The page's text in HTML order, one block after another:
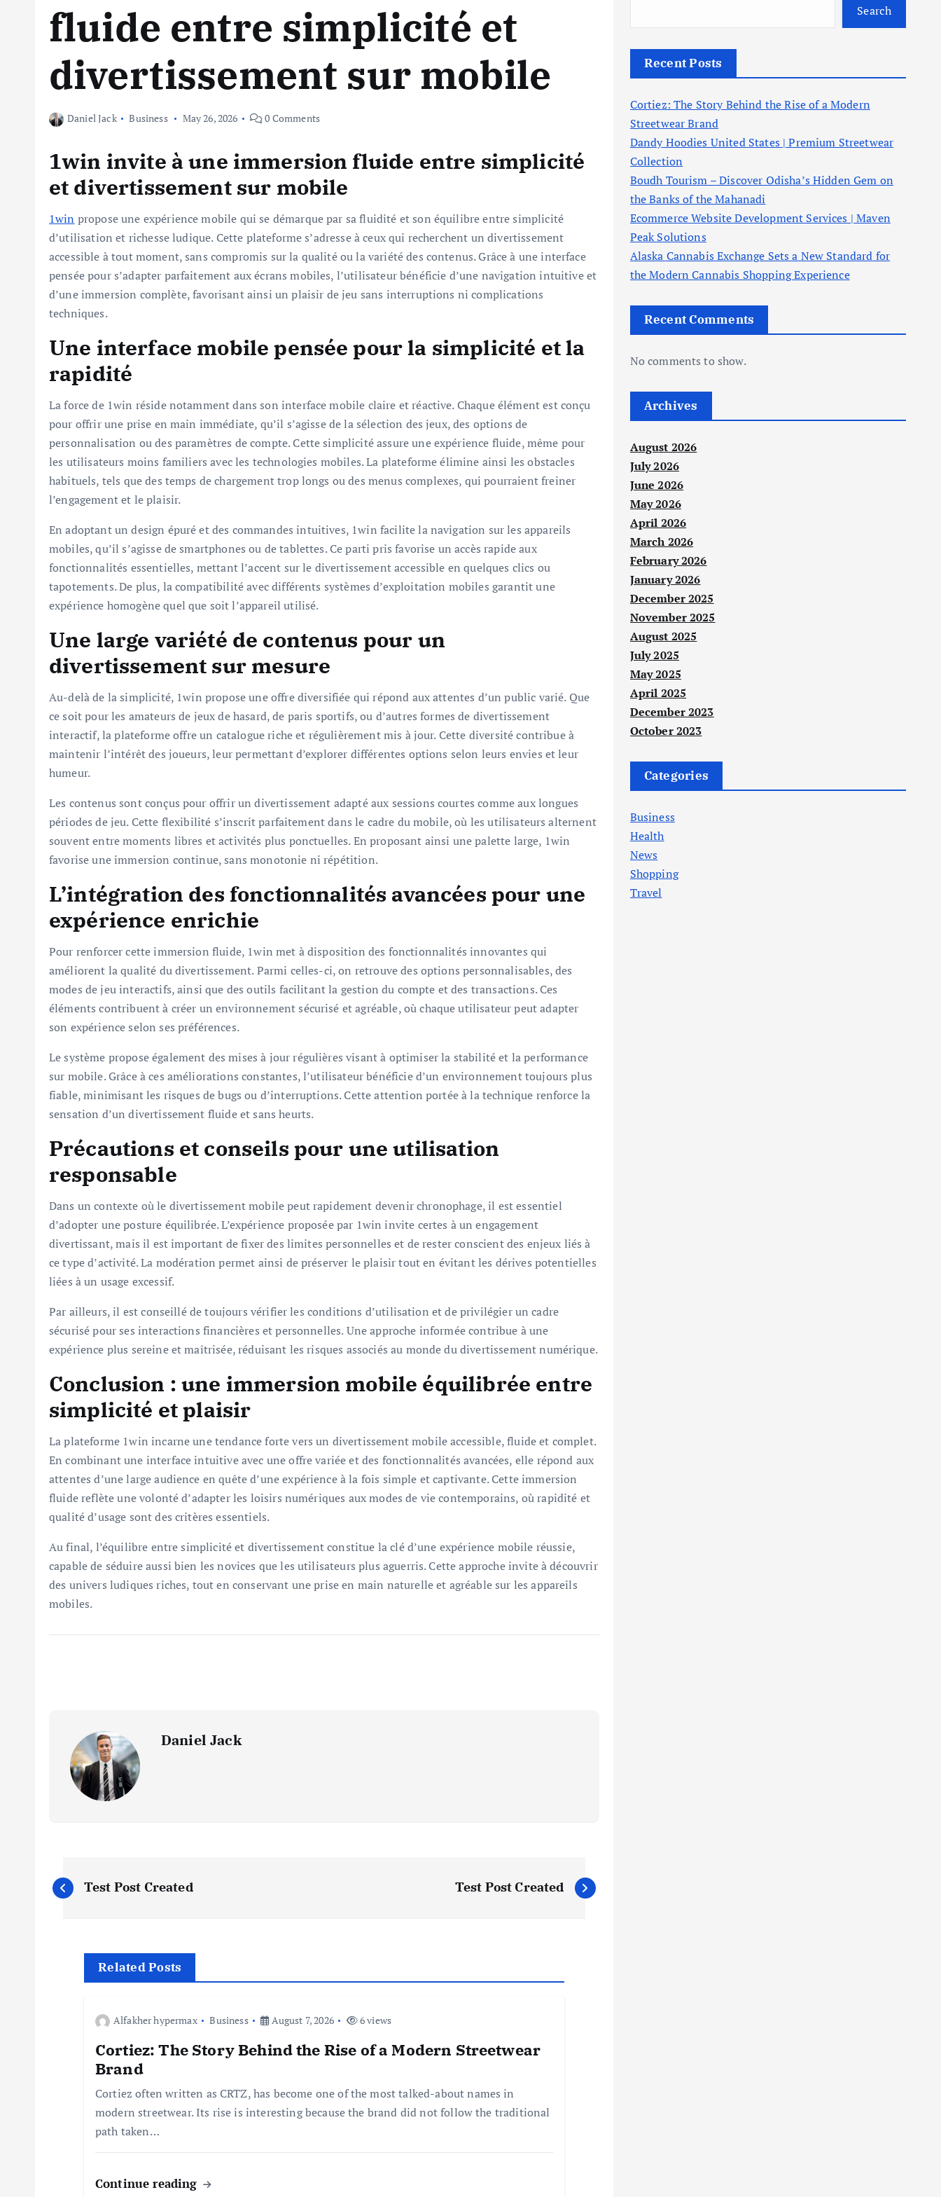
fluide entre simplicité et
divertissement sur mobile
Daniel Jack Business May 26, 2026 0 Comments
1win invite à une immersion fluide entre simplicité
et divertissement sur mobile
1win propose une expérience mobile qui se démarque par sa fluidité et son équilibre entre simplicité
d’utilisation et richesse ludique. Cette plateforme s’adresse à ceux qui recherchent un divertissement
accessible à tout moment, sans compromis sur la qualité ou la variété des contenus. Grâce à une interface
pensée pour s’adapter parfaitement aux écrans mobiles, l’utilisateur bénéficie d’une navigation intuitive et
d’une immersion complète, favorisant ainsi un plaisir de jeu sans interruptions ni complications
techniques.
Une interface mobile pensée pour la simplicité et la
rapidité
La force de 1win réside notamment dans son interface mobile claire et réactive. Chaque élément est conçu
pour offrir une prise en main immédiate, qu’il s’agisse de la sélection des jeux, des options de
personnalisation ou des paramètres de compte. Cette simplicité assure une expérience fluide, même pour
les utilisateurs moins familiers avec les technologies mobiles. La plateforme élimine ainsi les obstacles
habituels, tels que des temps de chargement trop longs ou des menus complexes, qui pourraient freiner
l’engagement et le plaisir.
En adoptant un design épuré et des commandes intuitives, 1win facilite la navigation sur les appareils
mobiles, qu’il s’agisse de smartphones ou de tablettes. Ce parti pris favorise un accès rapide aux
fonctionnalités essentielles, mettant l’accent sur le divertissement accessible en quelques clics ou
tapotements. De plus, la compatibilité avec différents systèmes d’exploitation mobiles garantit une
expérience homogène quel que soit l’appareil utilisé.
Une large variété de contenus pour un
divertissement sur mesure
Au-delà de la simplicité, 1win propose une offre diversifiée qui répond aux attentes d’un public varié. Que
ce soit pour les amateurs de jeux de hasard, de paris sportifs, ou d’autres formes de divertissement
interactif, la plateforme offre un catalogue riche et régulièrement mis à jour. Cette diversité contribue à
maintenir l’intérêt des joueurs, leur permettant d’explorer différentes options selon leurs envies et leur
humeur.
Les contenus sont conçus pour offrir un divertissement adapté aux sessions courtes comme aux longues
périodes de jeu. Cette flexibilité s’inscrit parfaitement dans le cadre du mobile, où les utilisateurs alternent
souvent entre moments libres et activités plus ponctuelles. En proposant ainsi une palette large, 1win
favorise une immersion continue, sans monotonie ni répétition.
L’intégration des fonctionnalités avancées pour une
expérience enrichie
Pour renforcer cette immersion fluide, 1win met à disposition des fonctionnalités innovantes qui
améliorent la qualité du divertissement. Parmi celles-ci, on retrouve des options personnalisables, des
modes de jeu interactifs, ainsi que des outils facilitant la gestion du compte et des transactions. Ces
éléments contribuent à créer un environnement sécurisé et agréable, où chaque utilisateur peut adapter
son expérience selon ses préférences.
Le système propose également des mises à jour régulières visant à optimiser la stabilité et la performance
sur mobile. Grâce à ces améliorations constantes, l’utilisateur bénéficie d’un environnement toujours plus
fiable, minimisant les risques de bugs ou d’interruptions. Cette attention portée à la technique renforce la
sensation d’un divertissement fluide et sans heurts.
Précautions et conseils pour une utilisation
responsable
Dans un contexte où le divertissement mobile peut rapidement devenir chronophage, il est essentiel
d’adopter une posture équilibrée. L’expérience proposée par 1win invite certes à un engagement
divertissant, mais il est important de fixer des limites personnelles et de rester conscient des enjeux liés à
ce type d’activité. La modération permet ainsi de préserver le plaisir tout en évitant les dérives potentielles
liées à un usage excessif.
Par ailleurs, il est conseillé de toujours vérifier les conditions d’utilisation et de privilégier un cadre
sécurisé pour ses interactions financières et personnelles. Une approche informée contribue à une
expérience plus sereine et maîtrisée, réduisant les risques associés au monde du divertissement numérique.
Conclusion : une immersion mobile équilibrée entre
simplicité et plaisir
La plateforme 1win incarne une tendance forte vers un divertissement mobile accessible, fluide et complet.
En combinant une interface intuitive avec une offre variée et des fonctionnalités avancées, elle répond aux
attentes d’une large audience en quête d’une expérience à la fois simple et captivante. Cette immersion
fluide reflète une volonté d’adapter les loisirs numériques aux modes de vie contemporains, où rapidité et
qualité d’usage sont des critères essentiels.
Au final, l’équilibre entre simplicité et divertissement constitue la clé d’une expérience mobile réussie,
capable de séduire aussi bien les novices que les utilisateurs plus aguerris. Cette approche invite à découvrir
des univers ludiques riches, tout en conservant une prise en main naturelle et agréable sur les appareils
mobiles.
Daniel Jack
P
Test Post Created Test Post Created
Related Posts
Alfakher hypermax Business August 7, 2026 6 views
Cortiez: The Story Behind the Rise of a Modern Streetwear
Brand
Cortiez often written as CRTZ, has become one of the most talked-about names in
modern streetwear. Its rise is interesting because the brand did not follow the traditional
path taken…
Continue reading
Search
Recent Posts
Cortiez: The Story Behind the Rise of a Modern
Streetwear Brand
Dandy Hoodies United States | Premium Streetwear
Collection
Boudh Tourism – Discover Odisha’s Hidden Gem on
the Banks of the Mahanadi
Ecommerce Website Development Services | Maven
Peak Solutions
Alaska Cannabis Exchange Sets a New Standard for
the Modern Cannabis Shopping Experience
Recent Comments
No comments to show.
Archives
August 2026
July 2026
June 2026
May 2026
April 2026
March 2026
February 2026
January 2026
December 2025
November 2025
August 2025
July 2025
May 2025
April 2025
December 2023
October 2023
Categories
Business
Health
News
Shopping
Travel